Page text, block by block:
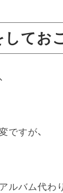
てお
ですが、
ルバム代わ